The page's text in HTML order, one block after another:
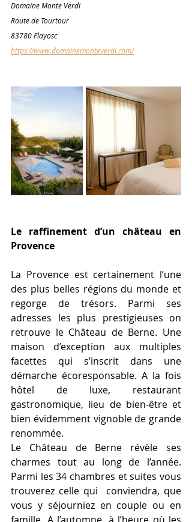
Domaine Monte Verdi
Route de Tourtour
83780 Flayosc
https://www.domainemonteverdi.com/
Le raffinement d’un château en
Provence
La Provence est certainement l’une
des plus belles régions du monde et
regorge de trésors. Parmi ses
adresses les plus prestigieuses on
retrouve le Château de Berne. Une
maison d’exception aux multiples
facettes qui s’inscrit dans une
démarche écoresponsable. A la fois
hôtel de luxe, restaurant
gastronomique, lieu de bien-être et
bien évidemment vignoble de grande
renommée.
Le Château de Berne révèle ses
charmes tout au long de l’année.
Parmi les 34 chambres et suites vous
trouverez celle qui  conviendra, que
vous y séjourniez en couple ou en